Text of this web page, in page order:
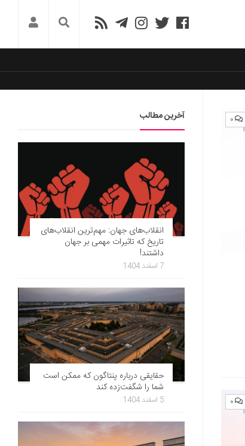
۰
۰
آخرین مطالب
انقلاب‌های جهان: مهم‌ترین انقلاب‌های
تاریخ که تاثیرات مهمی بر جهان
داشتند!
7 اسفند 1404
حقایقی درباره پنتاگون که ممکن است
شما را شگفت‌زده کند
5 اسفند 1404